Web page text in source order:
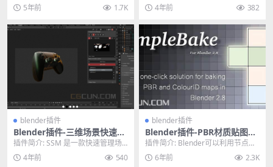
特...5年前 1.7K
处。Easeam可...
4年前 382
blender插件
Blender插件-三维场景快速智
能管理插件 Smart Scene Ma
nger V0.262
插件简介: SSM 是一款快速管理场
景的blender插件，相比其他更强大
或特定...
4年前 540
blender插件
Blender插件-PBR材质贴图烘
焙插件 SimpleBake 5.1.2
插件简介: Blender可以利用节点来
制作复杂的PBR材质，SimpleBak...
6年前 2.3K